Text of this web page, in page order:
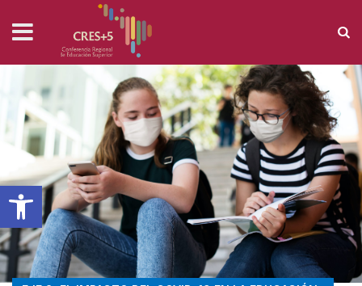
Abrir barra de herramientas